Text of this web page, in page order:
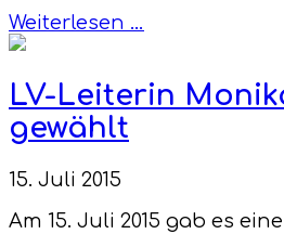
Weiterlesen …
LV-Leiterin
gewählt
15. Juli 2015
Am 15. Juli 2015 gab es